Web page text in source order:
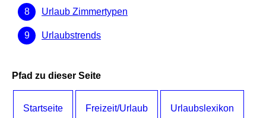
Urlaub Zimmertypen
Urlaubstrends
Pfad zu dieser Seite
Startseite Freizeit/Urlaub Urlaubslexikon